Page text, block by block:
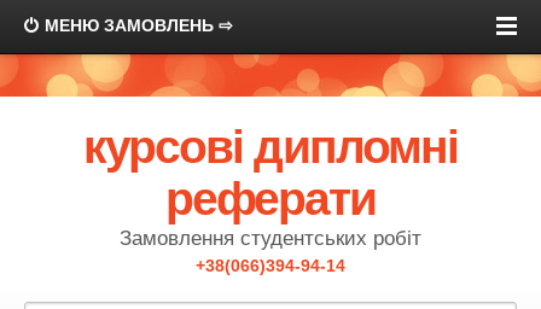
МЕНЮ ЗАМОВЛЕНЬ ⇨
курсові дипломні
реферати
Замовлення студентських робіт
+38(066)394-94-14